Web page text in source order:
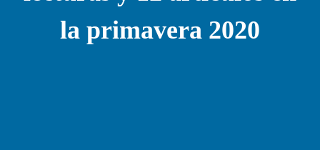
la primavera 2020